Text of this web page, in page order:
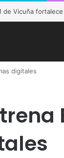
de Vicuña
digitales